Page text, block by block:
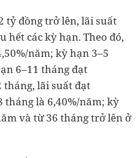
tỷ đồng trở lên, lãi suất
hết các kỳ hạn. Theo đó,
năm; kỳ hạn 3–5
6–11 tháng đạt
tháng, lãi suất đạt
tháng là 6,40%/năm; kỳ
và từ 36 tháng trở lên ở